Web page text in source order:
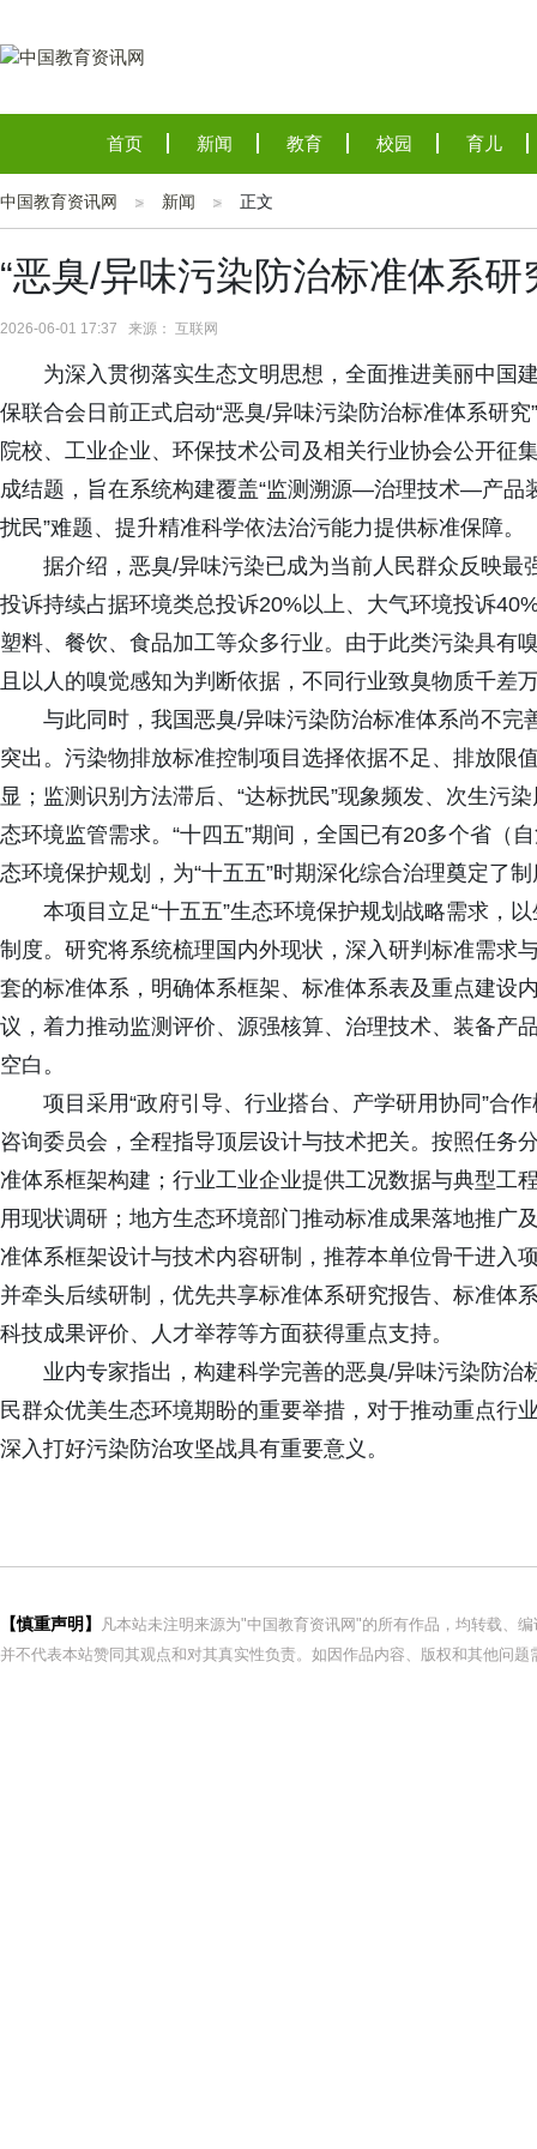
首页 新闻 教育 校园 育儿
中国教育资讯网 新闻 正文
“恶臭/异味污染防治标准体系研
2026-06-01 17:37 来源： 互联网
为深入贯彻落实生态文明思想，全面推进美丽中国
保联合会日前正式启动“恶臭/异味污染防治标准体系研
院校、工业企业、环保技术公司及相关行业协会公开征
成结题，旨在系统构建覆盖“监测溯源—治理技术—产品
扰民”难题、提升精准科学依法治污能力提供标准保障。
据介绍，恶臭/异味污染已成为当前人民群众反映
投诉持续占据环境类总投诉20%以上、大气环境投诉
塑料、餐饮、食品加工等众多行业。由于此类污染具有
且以人的嗅觉感知为判断依据，不同行业致臭物质千差
与此同时，我国恶臭/异味污染防治标准体系尚不
突出。污染物排放标准控制项目选择依据不足、排放限
显；监测识别方法滞后、“达标扰民”现象频发、次生污
态环境监管需求。“十四五”期间，全国已有20多个省（
态环境保护规划，为“十五五”时期深化综合治理奠定了
本项目立足“十五五”生态环境保护规划战略需求，
制度。研究将系统梳理国内外现状，深入研判标准需求
套的标准体系，明确体系框架、标准体系表及重点建设
议，着力推动监测评价、源强核算、治理技术、装备产
空白。
项目采用“政府引导、行业搭台、产学研用协同”合
咨询委员会，全程指导顶层设计与技术把关。按照任务
准体系框架构建；行业工业企业提供工况数据与典型工
用现状调研；地方生态环境部门推动标准成果落地推广
准体系框架设计与技术内容研制，推荐本单位骨干进入
并牵头后续研制，优先共享标准体系研究报告、标准体
科技成果评价、人才举荐等方面获得重点支持。
业内专家指出，构建科学完善的恶臭/异味污染防
民群众优美生态环境期盼的重要举措，对于推动重点行
深入打好污染防治攻坚战具有重要意义。
【慎重声明】
凡本站未注明来源为"中国教育资讯网"的所有作品，均转载、
并不代表本站赞同其观点和对其真实性负责。如因作品内容、版权和其他问